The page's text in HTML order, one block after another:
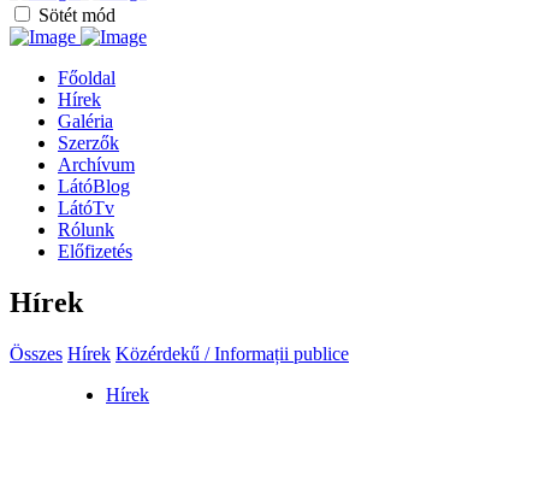
Sötét mód
Főoldal
Hírek
Galéria
Szerzők
Archívum
LátóBlog
LátóTv
Rólunk
Előfizetés
Hírek
Összes Hírek Közérdekű / Informații publice
Hírek